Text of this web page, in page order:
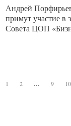
Андрей
примут участие в
Совета ЦОП
1 2 ... 9 10